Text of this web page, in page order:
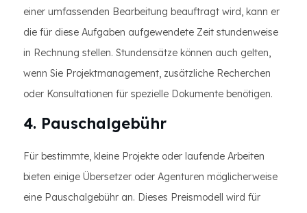
einer umfassenden Bearbeitung beauftragt wird, kann er
die für diese Aufgaben aufgewendete Zeit stundenweise
in Rechnung stellen. Stundensätze können auch gelten,
wenn Sie Projektmanagement, zusätzliche Recherchen
oder Konsultationen für spezielle Dokumente benötigen.
4. Pauschalgebühr
Für bestimmte, kleine Projekte oder laufende Arbeiten
bieten einige Übersetzer oder Agenturen möglicherweise
eine Pauschalgebühr an. Dieses Preismodell wird für